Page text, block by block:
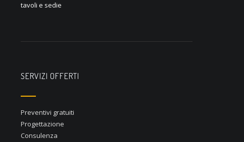
tavoli e sedie
SERVIZI OFFERTI
Preventivi gratuiti
Progettazione
Consulenza